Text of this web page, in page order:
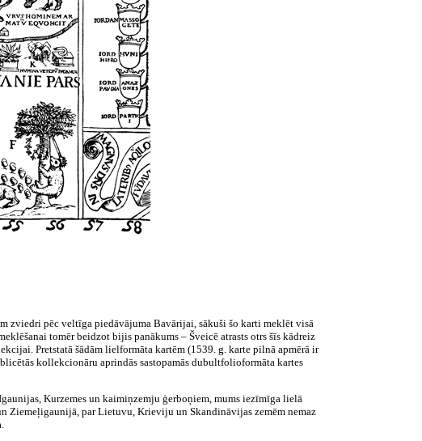
zviedri pēc veltīga piedāvājuma Bavārijai, sākuši šo karti meklēt visā
tomēr beidzot bijis panākums – Šveicē atrasts otrs šīs kādreiz
Pretstatā šādām lielformāta kartēm (1539. g. karte pilnā apmērā ir
kollekcionāru aprindās sastopamās dubultfolioformāta kartes
Kurzemes un kaimiņzemju ģerboņiem, mums iezīmīga lielā
Ziemeļigaunijā, par Lietuvu, Krieviju un Skandināvijas zemēm nemaz